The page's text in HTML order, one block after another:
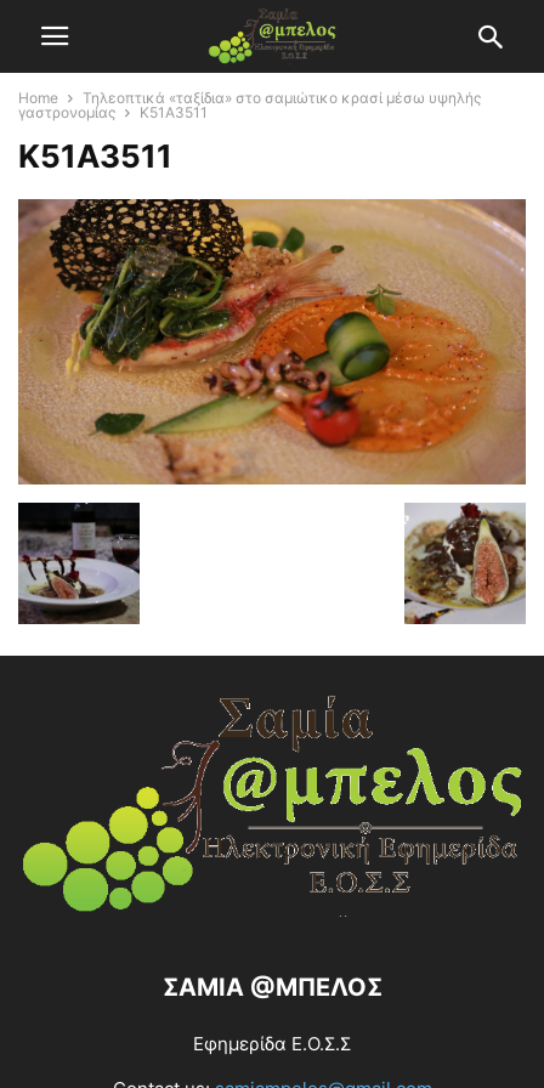
Home
Τηλεοπτικά «ταξίδια» στο σαμιώτικο κρασί μέσω υψηλής
γαστρονομίας
K51A3511
K51A3511
ΣΑΜΙΑ @ΜΠΕΛΟΣ
Εφημερίδα Ε.Ο.Σ.Σ